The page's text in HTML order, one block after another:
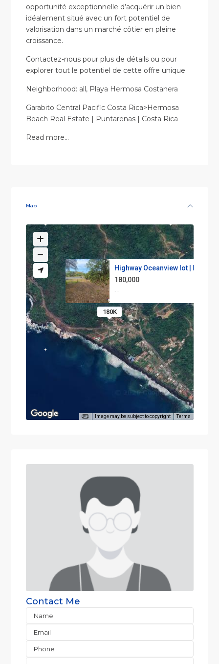
opportunité exceptionnelle d’acquérir un bien
idéalement situé avec un fort potentiel de
valorisation dans un marché côtier en pleine
croissance.
Contactez-nous pour plus de détails ou pour
explorer tout le potentiel de cette offre unique
Neighborhood: all, Playa Hermosa Costanera
Garabito Central Pacific Costa Rica>Hermosa
Beach Real Estate | Puntarenas | Costa Rica
Read more…
Map
180K
Highway Oceanview lot | Mixed...
180,000
· ·
Image may be subject to copyright Terms
Contact Me